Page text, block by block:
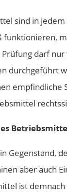
sind in
funktionieren,
darf nur
durchgeführt
empfindliche
Gegenstand,
aber auch
ist demnach